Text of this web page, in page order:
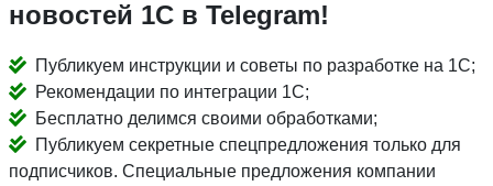
новостей 1С в Telegram!
Публикуем инструкции и советы по разработке на 1С;
Рекомендации по интеграции 1С;
Бесплатно делимся своими обработками;
Публикуем секретные спецпредложения только для
подписчиков. Специальные предложения компании